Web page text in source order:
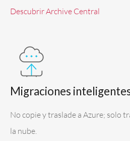
Descubrir Archive Central
Migraciones
No copie y traslade a Azure; solo
la nube.